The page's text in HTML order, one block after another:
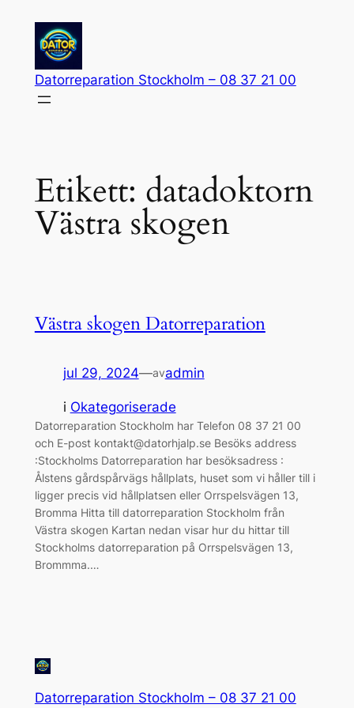
innehåll
Datorreparation Stockholm – 08 37 21 00
Etikett: datadoktorn
Västra skogen
Västra skogen Datorreparation
jul 29, 2024—avadmin
i Okategoriserade
Datorreparation Stockholm har Telefon 08 37 21 00
och E-post kontakt@datorhjalp.se Besöks address
:Stockholms Datorreparation har besöksadress :
Ålstens gårdspårvägs hållplats, huset som vi håller till i
ligger precis vid hållplatsen eller Orrspelsvägen 13,
Bromma Hitta till datorreparation Stockholm från
Västra skogen Kartan nedan visar hur du hittar till
Stockholms datorreparation på Orrspelsvägen 13,
Brommma.…
Datorreparation Stockholm – 08 37 21 00